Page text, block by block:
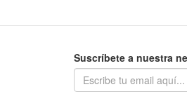
Suscríbete a nuestra